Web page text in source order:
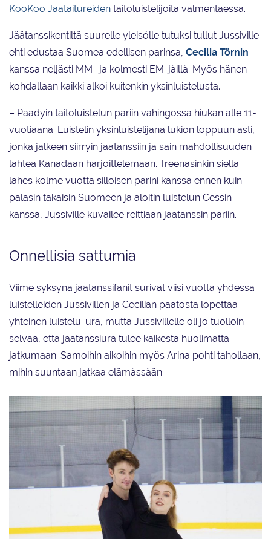
KooKoo Jäätaitureiden taitoluistelijoita valmentaessa.
Jäätanssikentiltä suurelle yleisölle tutuksi tullut Jussiville
ehti edustaa Suomea edellisen parinsa, Cecilia Törnin
kanssa neljästi MM- ja kolmesti EM-jäillä. Myös hänen
kohdallaan kaikki alkoi kuitenkin yksinluistelusta.
– Päädyin taitoluistelun pariin vahingossa hiukan alle 11-
vuotiaana. Luistelin yksinluistelijana lukion loppuun asti,
jonka jälkeen siirryin jäätanssiin ja sain mahdollisuuden
lähteä Kanadaan harjoittelemaan. Treenasinkin siellä
lähes kolme vuotta silloisen parini kanssa ennen kuin
palasin takaisin Suomeen ja aloitin luistelun Cessin
kanssa, Jussiville kuvailee reittiään jäätanssin pariin.
Onnellisia sattumia
Viime syksynä jäätanssifanit surivat viisi vuotta yhdessä
luistelleiden Jussivillen ja Cecilian päätöstä lopettaa
yhteinen luistelu-ura, mutta Jussivillelle oli jo tuolloin
selvää, että jäätanssiura tulee kaikesta huolimatta
jatkumaan. Samoihin aikoihin myös Arina pohti tahollaan,
mihin suuntaan jatkaa elämässään.